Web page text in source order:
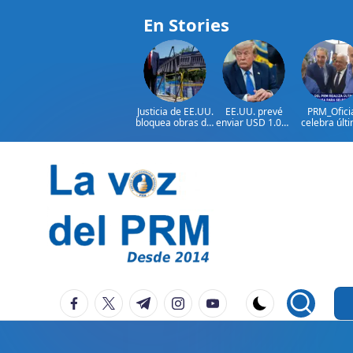
En Stories
Justicia de EE.UU.
bloquea obras del
Trump
EE.UU. prevé
enviar USD 1.000
ayuda a Colombia
celebra
contenido
eVoz
Del
facebook.com
twitter.com
t.me instagram.com
youtube.com